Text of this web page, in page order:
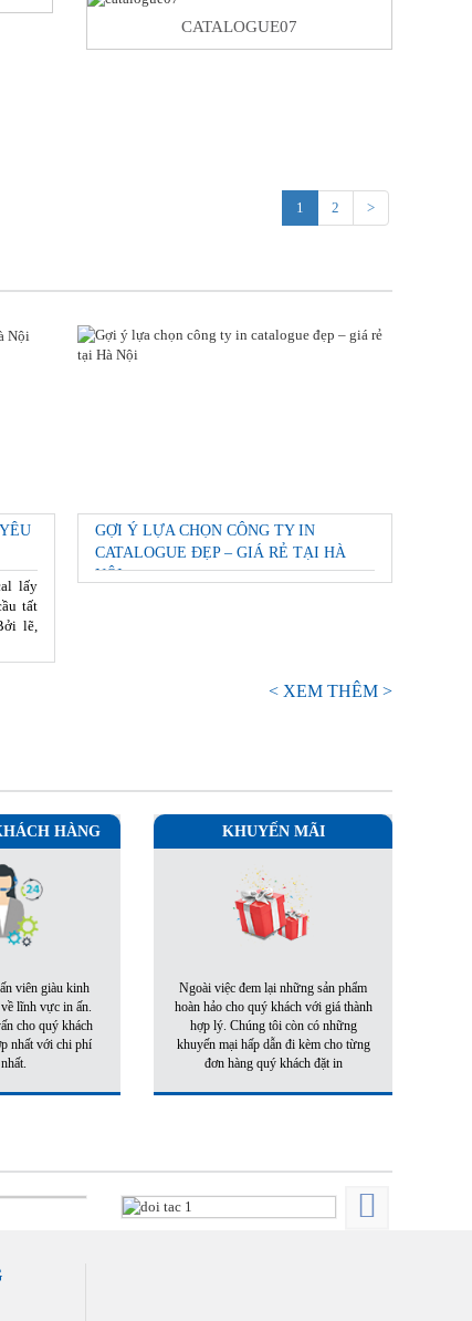
CATALOGUE07
1 2 >
lấy
tất
lẽ,
GỢI Ý LỰA CHỌN CÔNG TY IN
CATALOGUE ĐẸP – GIÁ RẺ TẠI HÀ
NỘI
< XEM THÊM >
HÀNG
viên giàu kinh
lĩnh vực in ấn.
cho quý khách
nhất với chi phí
KHUYẾN MÃI
Ngoài việc đem lại những sản phẩm
hoàn hảo cho quý khách với giá thành
hợp lý. Chúng tôi còn có những
khuyến mại hấp dẫn đi kèm cho từng
đơn hàng quý khách đặt in